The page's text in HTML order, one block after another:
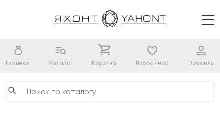
Главная Каталог Корзина Избранное Профиль